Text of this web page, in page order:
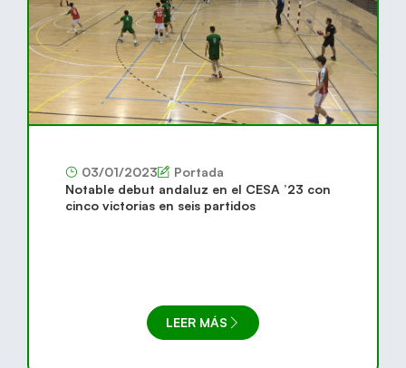
03/01/2023
Portada
Notable debut andaluz en el CESA ’23 con
cinco victorias en seis partidos
LEER MÁS